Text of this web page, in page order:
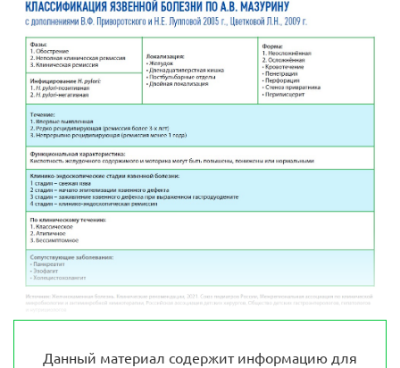
Данный материал содержит информацию для